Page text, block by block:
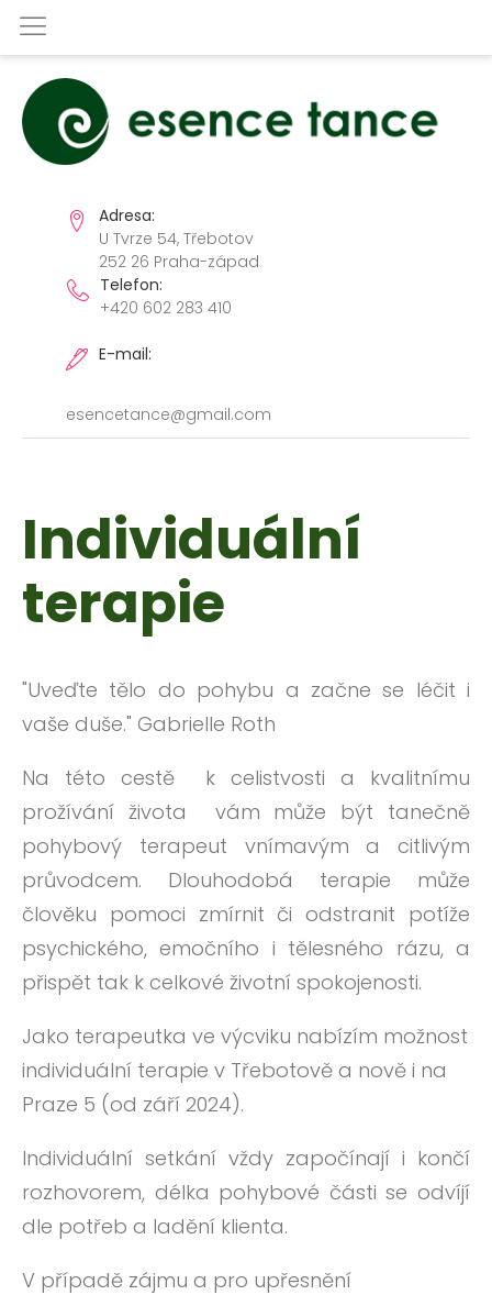
Adresa:
U Tvrze 54, Třebotov
252 26 Praha-západ
Telefon:
+420 602 283 410
E-mail:
esencetance@gmail.com
Individuální
terapie
"Uveďte tělo do pohybu a začne se léčit i
vaše duše." Gabrielle Roth
Na této cestě k celistvosti a kvalitnímu
prožívání života vám může být tanečně
pohybový terapeut vnímavým a citlivým
průvodcem. Dlouhodobá terapie může
člověku pomoci zmírnit či odstranit potíže
psychického, emočního i tělesného rázu, a
přispět tak k celkové životní spokojenosti.
Jako terapeutka ve výcviku nabízím možnost
individuální terapie v Třebotově a nově i na
Praze 5 (od září 2024).
Individuální setkání vždy započínají i končí
rozhovorem, délka pohybové části se odvíjí
dle potřeb a ladění klienta.
V případě zájmu a pro upřesnění